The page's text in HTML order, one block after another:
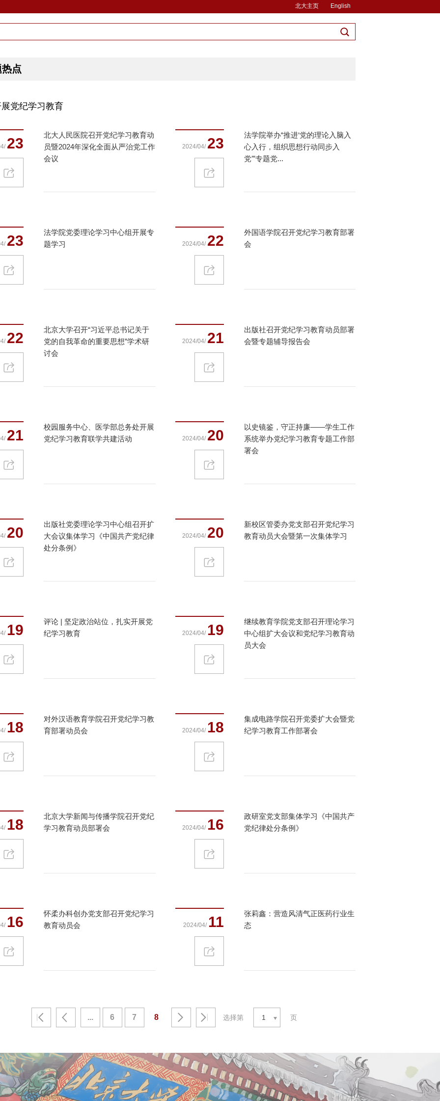
北大主页 English
点
党纪学习教育
23
北大人民医院召开党纪学习教育动
员暨2024年深化全面从严治党工作
会议
2024/04/ 23
法学院举办“推进‘党的理论入脑入
心入行，组织思想行动同步入
党’”专题党...
23
法学院党委理论学习中心组开展专
题学习
2024/04/ 22
外国语学院召开党纪学习教育部署
会
22
北京大学召开“习近平总书记关于
党的自我革命的重要思想”学术研
讨会
2024/04/ 21
出版社召开党纪学习教育动员部署
会暨专题辅导报告会
21
校园服务中心、医学部总务处开展
党纪学习教育联学共建活动
2024/04/ 20
以史镜鉴，守正持廉——学生工作
系统举办党纪学习教育专题工作部
署会
20
出版社党委理论学习中心组召开扩
大会议集体学习《中国共产党纪律
处分条例》
2024/04/ 20
新校区管委办党支部召开党纪学习
教育动员大会暨第一次集体学习
19
评论 | 坚定政治站位，扎实开展党
纪学习教育
2024/04/ 19
继续教育学院党支部召开理论学习
中心组扩大会议和党纪学习教育动
员大会
18
对外汉语教育学院召开党纪学习教
育部署动员会
2024/04/ 18
集成电路学院召开党委扩大会暨党
纪学习教育工作部署会
18
北京大学新闻与传播学院召开党纪
学习教育动员部署会
2024/04/ 16
政研室党支部集体学习《中国共产
党纪律处分条例》
16
怀柔办科创办党支部召开党纪学习
教育动员会
2024/04/ 11
张莉鑫：营造风清气正医药行业生
态
... 6 7 8 选择第 1 页